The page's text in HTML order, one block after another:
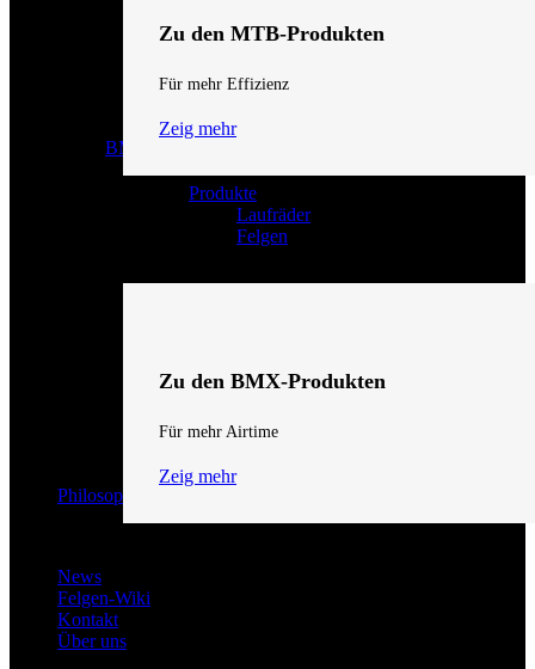
Zu den MTB-Produkten
Für mehr Effizienz
Zeig mehr
BMX
Produkte
Laufräder
Felgen
Zu den BMX-Produkten
Für mehr Airtime
Zeig mehr
Philosophie
News
Felgen-Wiki
Kontakt
Über uns